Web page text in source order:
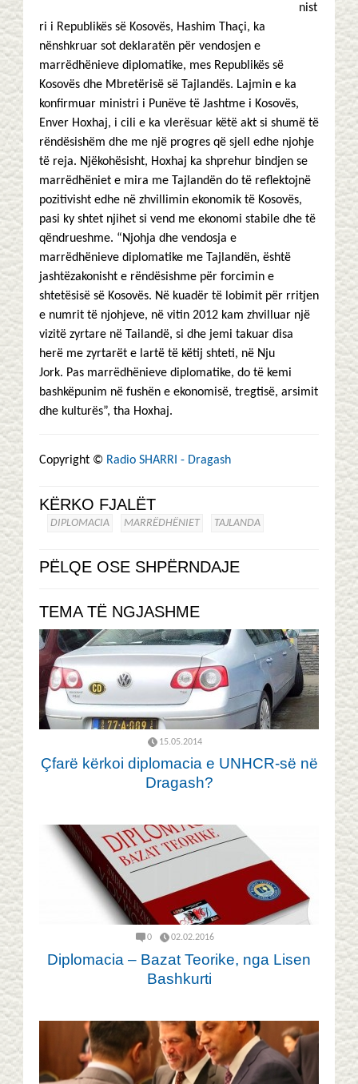
nist
ri i Republikës së Kosovës, Hashim Thaçi, ka
nënshkruar sot deklaratën për vendosjen e
marrëdhënieve diplomatike, mes Republikës së
Kosovës dhe Mbretërisë së Tajlandës. Lajmin e ka
konfirmuar ministri i Punëve të Jashtme i Kosovës,
Enver Hoxhaj, i cili e ka vlerësuar këtë akt si shumë të
rëndësishëm dhe me një progres që sjell edhe njohje
të reja. Njëkohësisht, Hoxhaj ka shprehur bindjen se
marrëdhëniet e mira me Tajlandën do të reflektojnë
pozitivisht edhe në zhvillimin ekonomik të Kosovës,
pasi ky shtet njihet si vend me ekonomi stabile dhe të
qëndrueshme. “Njohja dhe vendosja e
marrëdhënieve diplomatike me Tajlandën, është
jashtëzakonisht e rëndësishme për forcimin e
shtetësisë së Kosovës. Në kuadër të lobimit për rritjen
e numrit të njohjeve, në vitin 2012 kam zhvilluar një
vizitë zyrtare në Tailandë, si dhe jemi takuar disa
herë me zyrtarët e lartë të këtij shteti, në Nju
Jork. Pas marrëdhënieve diplomatike, do të kemi
bashkëpunim në fushën e ekonomisë, tregtisë, arsimit
dhe kulturës”, tha Hoxhaj.
Copyright © Radio SHARRI - Dragash
KËRKO FJALËT
DIPLOMACIA MARRËDHËNIET TAJLANDA
PËLQE OSE SHPËRNDAJE
TEMA TË NGJASHME
15.05.2014
Çfarë kërkoi diplomacia e UNHCR-së në
Dragash?
0 02.02.2016
Diplomacia – Bazat Teorike, nga Lisen
Bashkurti